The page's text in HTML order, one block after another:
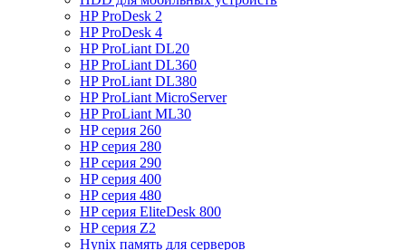
HP ProDesk 2
HP ProDesk 4
HP ProLiant DL20
HP ProLiant DL360
HP ProLiant DL380
HP ProLiant MicroServer
HP ProLiant ML30
HP серия 260
HP серия 280
HP серия 290
HP серия 400
HP серия 480
HP серия EliteDesk 800
HP серия Z2
Hynix память для серверов